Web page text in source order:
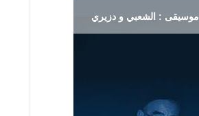
موسيقى : الشعبي و دزيري